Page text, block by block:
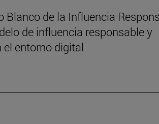
Blanco de la Influencia
de influencia responsable y
entorno digital